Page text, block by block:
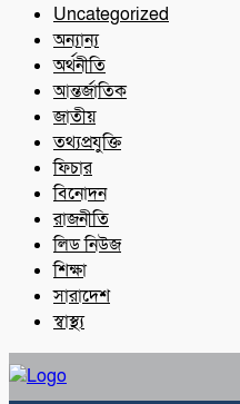
Uncategorized
অন্যান্য
অর্থনীতি
আন্তর্জাতিক
জাতীয়
তথ্যপ্রযুক্তি
ফিচার
বিনোদন
রাজনীতি
লিড নিউজ
শিক্ষা
সারাদেশ
স্বাস্থ্য